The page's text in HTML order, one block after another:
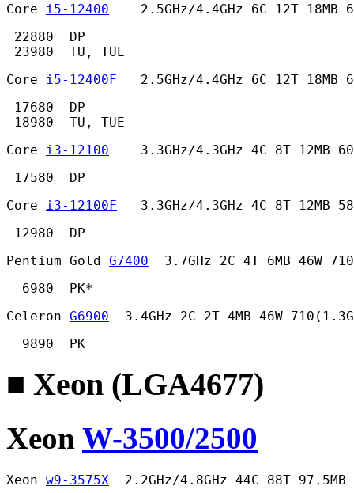
Core i5-12400
2.5GHz/4.4GHz 6C 12T 18MB
22880  DP
23980  TU, TUE
Core
i5-12400F
2.5GHz/4.4GHz 6C 12T 18MB
17680  DP
18980  TU, TUE
Core
i3-12100
3.3GHz/4.3GHz 4C 8T 12MB
17580  DP
Core
i3-12100F
3.3GHz/4.3GHz 4C 8T 12MB
12980  DP
Pentium Gold G7400
3.7GHz 2C 4T 6MB 46W
  6980  PK*
Celeron G6900
3.4GHz 2C 2T 4MB 46W
  9890  PK
■ Xeon (LGA4677)
Xeon W-3500/2500
Xeon w9-3575X
2.2GHz/4.8GHz 44C 88T 97.5MB